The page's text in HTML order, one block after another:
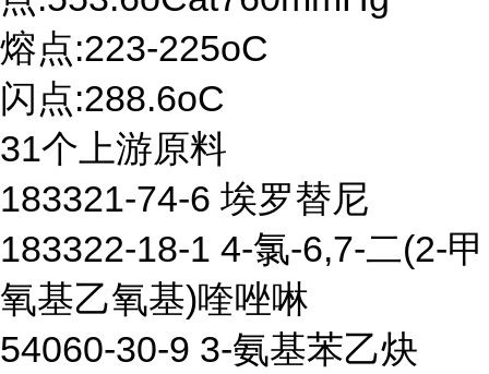
熔点:223-225oC
闪点:288.6oC
31个上游原料
183321-74-6 埃罗替尼
183322-18-1 4-氯-6,7-二(2-甲
氧基乙氧基)喹唑啉
54060-30-9 3-氨基苯乙炔